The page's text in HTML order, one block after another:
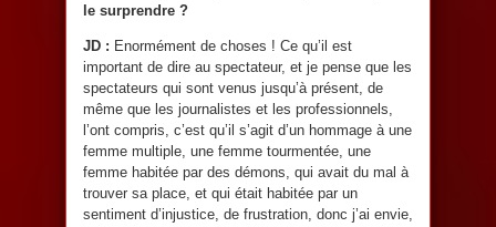
le surprendre ?
JD : Enormément de choses ! Ce qu’il est
important de dire au spectateur, et je pense que les
spectateurs qui sont venus jusqu’à présent, de
même que les journalistes et les professionnels,
l’ont compris, c’est qu’il s’agit d’un hommage à une
femme multiple, une femme tourmentée, une
femme habitée par des démons, qui avait du mal à
trouver sa place, et qui était habitée par un
sentiment d’injustice, de frustration, donc j’ai envie,